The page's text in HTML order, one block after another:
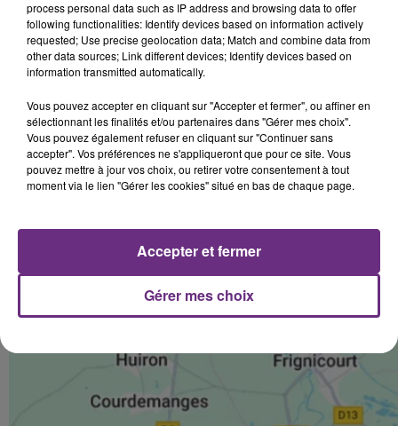
process personal data such as IP address and browsing data to offer
following functionalities: Identify devices based on information actively
requested; Use precise geolocation data; Match and combine data from
other data sources; Link different devices; Identify devices based on
information transmitted automatically.
Vous pouvez accepter en cliquant sur "Accepter et fermer", ou affiner en
sélectionnant les finalités et/ou partenaires dans "Gérer mes choix".
Vous pouvez également refuser en cliquant sur "Continuer sans
accepter". Vos préférences ne s'appliqueront que pour ce site. Vous
pouvez mettre à jour vos choix, ou retirer votre consentement à tout
moment via le lien "Gérer les cookies" situé en bas de chaque page.
Gérer mes choix
Accepter et fermer